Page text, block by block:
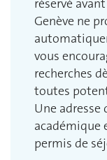
réservé
Genève ne
vous
recherches
toutes
Une adresse
académique
permis de